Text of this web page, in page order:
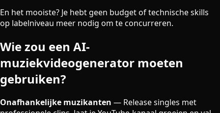
En het mooiste? Je hebt geen budget of technische skills
op labelniveau meer nodig om te concurreren.
Wie zou een AI-
muziekvideogenerator moeten
gebruiken?
Onafhankelijke muzikanten — Release singles met